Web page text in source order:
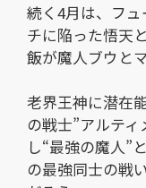
続く4月は、フ
チに陥った悟天
飯が魔人ブウと
老界王神に潜在
の戦士”アルテ
し“最強の魔人”
の最強同士の戦